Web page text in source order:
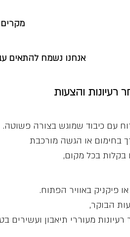
אנחנו נשמח להתאים
רעיונות והצעות
עם כיבוד שמוגש בצורה פשוטה.
בחימום או הגשה מורכבת
בכל מקום,
פיקניק באוויר הפתוח.
הבוקר,
מעוררי תיאבון ועשירים